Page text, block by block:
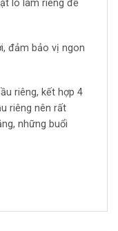
lò làm riêng để
đảm bảo vị ngon
riêng, kết hợp 4
riêng nên rất
những buổi